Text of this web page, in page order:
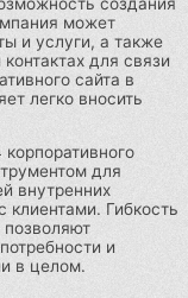
может
и услуги, а также
для связи
сайта в
легко вносить
для
внутренних
Гибкость
позволяют
и
в целом.